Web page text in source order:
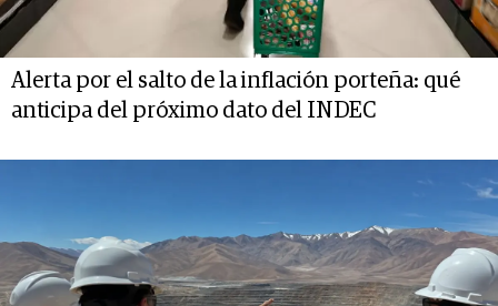
Alerta por el salto de la inflación porteña: qué
anticipa del próximo dato del INDEC